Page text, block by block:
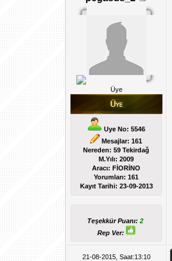
Üye
Uye No: 5546
Mesajlar: 161
Nereden: 59 Tekirdağ
M.Yılı: 2009
Aracı: FİORİNO
Yorumları:161
Kayıt Tarihi: 23-09-2013
Teşekkür Puanı:2
Rep Ver:
21-08-2015, Saat:13:10